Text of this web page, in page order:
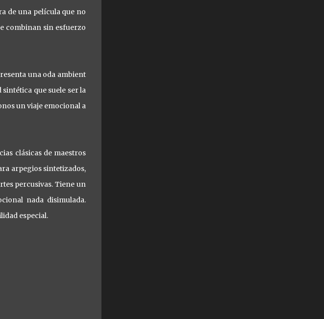
de una película que no
combinan sin esfuerzo
una oda ambient
que suele ser la
un viaje emocional a
clásicas de maestros
arpegios sintetizados,
percusivas. Tiene un
nada disimulada.
especial.